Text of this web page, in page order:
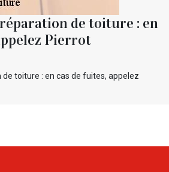
de toiture : en
Pierrot
toiture : en cas de fuites, appelez